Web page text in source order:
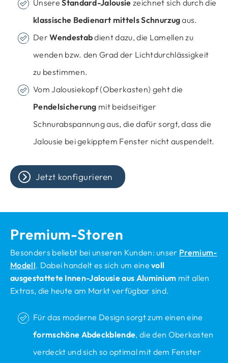
UnsereStandard-Jalousie zeichnet sich durch die
klassische Bedienart mittels Schnurzugaus.
DerWendestabdient dazu, die Lamellen zu
wenden bzw. den Grad der Lichtdurchlässigkeit
zu bestimmen.
Vom Jalousiekopf (Oberkasten) geht die
Pendelsicherung mit beidseitiger
Schnurabspannung aus, die dafür sorgt, dass die
Jalousie bei gekipptem Fenster nicht auspendelt.
Jetzt konfigurieren
Premium-Storen
Besonders beliebt bei unseren Kunden: unser Premium-
Modell. Dabei handelt es sich um einevoll
ausgestattete Innen-Jalousie aus Aluminium mit allen
Extras, die heute am Markt verfügbar sind.
Für das moderne Design sorgt zum einen eine
formschöne Abdeckblende, die den Oberkasten
verdeckt und sich so optimal mit dem Fenster